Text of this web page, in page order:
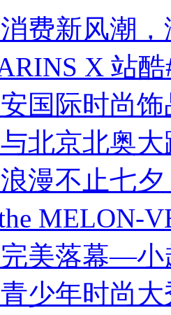
费新风潮
X 站
国际时尚
北京北奥
漫不止七
MELON-
美落幕—小
青少年时尚